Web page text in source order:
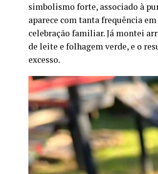
simbolismo forte, associado à
aparece com tanta frequência
celebração familiar. Já montei
de leite e folhagem verde, e o
excesso.